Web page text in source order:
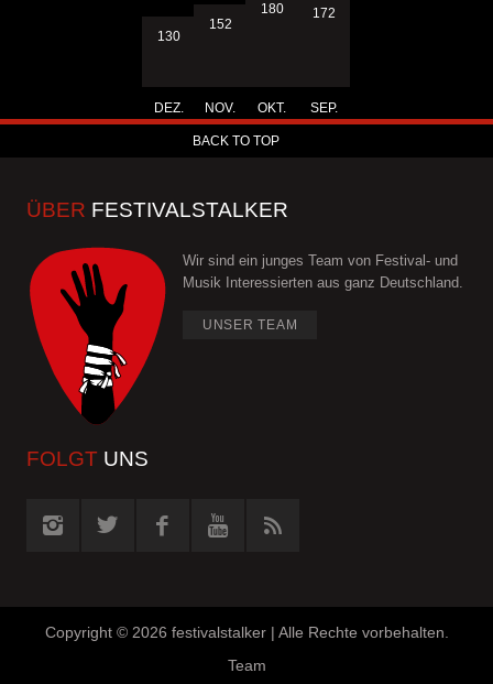
130
DEZ.
152
NOV.
180
OKT.
172
SEP.
BACK TO TOP
ÜBER FESTIVALSTALKER
Wir sind ein junges Team von Festival- und
Musik Interessierten aus ganz Deutschland.
UNSER TEAM
FOLGT UNS
Copyright © 2026 festivalstalker | Alle Rechte vorbehalten.
Team